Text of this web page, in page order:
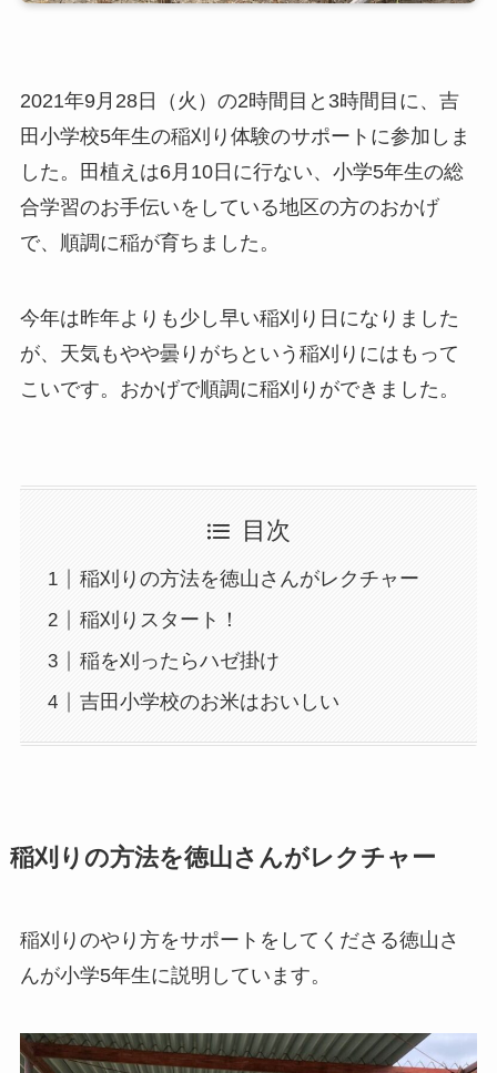
2021年9月28日（火）の2時間目と3時間目に、吉
田小学校5年生の稲刈り体験のサポートに参加しま
した。田植えは6月10日に行ない、小学5年生の総
合学習のお手伝いをしている地区の方のおかげ
で、順調に稲が育ちました。
今年は昨年よりも少し早い稲刈り日になりました
が、天気もやや曇りがちという稲刈りにはもって
こいです。おかげで順調に稲刈りができました。
目次
稲刈りの方法を徳山さんがレクチャー
稲刈りスタート！
稲を刈ったらハゼ掛け
吉田小学校のお米はおいしい
稲刈りの方法を徳山さんがレクチャー
稲刈りのやり方をサポートをしてくださる徳山さ
んが小学5年生に説明しています。